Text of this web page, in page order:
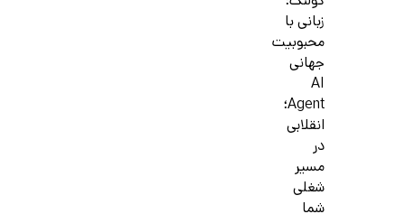
زبانی با
محبوبیت
جهانی
AI
Agent؛
انقلابی
در
مسیر
شغلی